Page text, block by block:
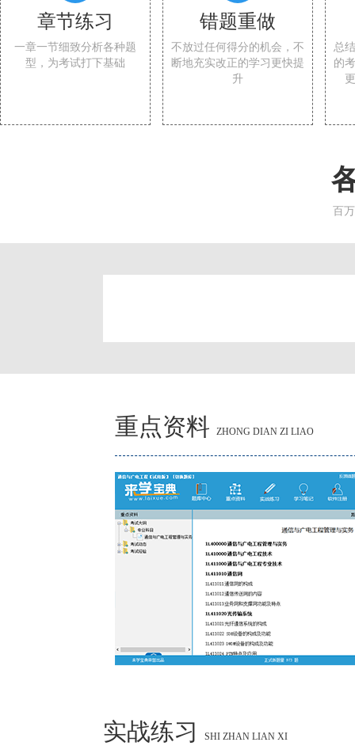
章节练习
一章一节细致分析各种题
型，为考试打下基础
错题重做
不放过任何得分的机会，不
断地充实改正的学习更快提
升
总
的
百
重点资料 ZHONG DIAN ZI LIAO
实战练习 SHI ZHAN LIAN XI